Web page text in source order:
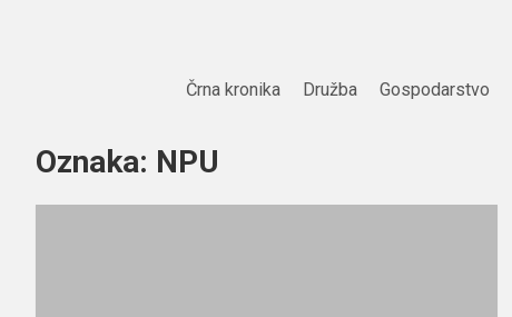
Črna kronika Družba Gospodarstvo
Oznaka: NPU